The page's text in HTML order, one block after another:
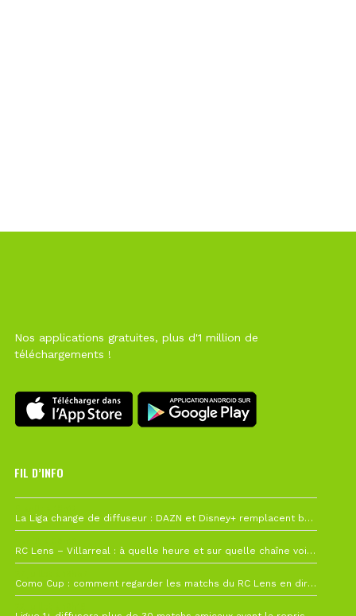
Nos applications gratuites, plus d'1 million de
téléchargements !
FIL D’INFO
La Liga change de diffuseur : DAZN et Disney+ remplacent beIN Sports !
RC Lens – Villarreal : à quelle heure et sur quelle chaîne voir la finale de la Como Cup ?
Como Cup : comment regarder les matchs du RC Lens en direct ?